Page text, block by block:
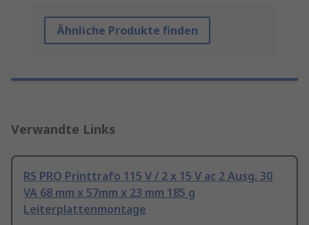
Ähnliche Produkte finden
Verwandte Links
RS PRO Printtrafo 115 V / 2 x 15 V ac 2 Ausg. 30
VA 68 mm x 57mm x 23 mm 185 g
Leiterplattenmontage